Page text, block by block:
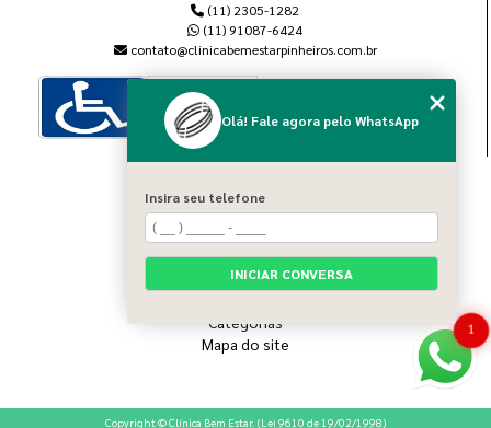
(11) 2305-1282
(11) 91087-6424
contato@clinicabemestarpinheiros.com.br
Home
Sobre nós
Blog
Serviços
Categorias
Mapa do site
Copyright © Clínica Bem Estar. (Lei 9610 de 19/02/1998)
1
Olá! Fale agora pelo WhatsApp
Insira seu telefone
INICIAR CONVERSA